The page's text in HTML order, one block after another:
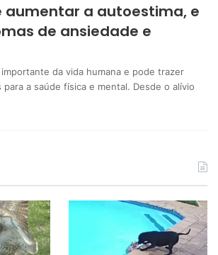
aumentar a autoestima, e
de ansiedade e
da vida humana e pode trazer
a saúde física e mental. Desde o alívio